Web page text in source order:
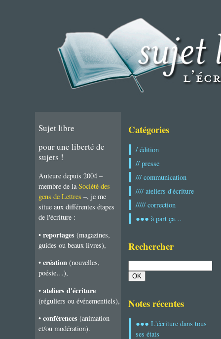
Sujet libre
pour une liberté de
sujets !
Auteure depuis 2004 –
membre de laSociété des
gens de Lettres –, je me
situe aux différentes étapes
de l'écriture :
• reportages (magazines,
guides ou beaux livres),
• création (nouvelles,
poésie…),
• ateliers d'écriture
(réguliers ou événementiels),
• conférences (animation
et/ou modération).
Catégories
/ édition
// presse
/// communication
//// ateliers d'écriture
///// correction
●●● à part ça…
Rechercher
Notes récentes
●●● L'écriture dans tous
ses états